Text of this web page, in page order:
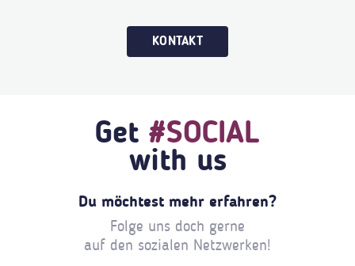
KONTAKT
Get #SOCIAL
with us
Du möchtest mehr erfahren?
Folge uns doch gerne
auf den sozialen Netzwerken!